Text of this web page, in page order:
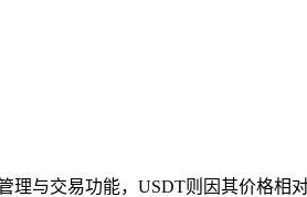
与交易功能，USDT则因其价格相